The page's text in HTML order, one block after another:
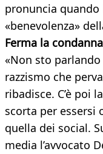
pronuncia
«benevolenza»
Ferma la
«Non sto
razzismo che
ribadisce. C’è poi
scorta per essersi
quella dei social.
media l’avvocato